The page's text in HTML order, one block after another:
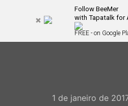
Follow BeeMer
with Tapatalk for
FREE - on Google
1 de janeiro de